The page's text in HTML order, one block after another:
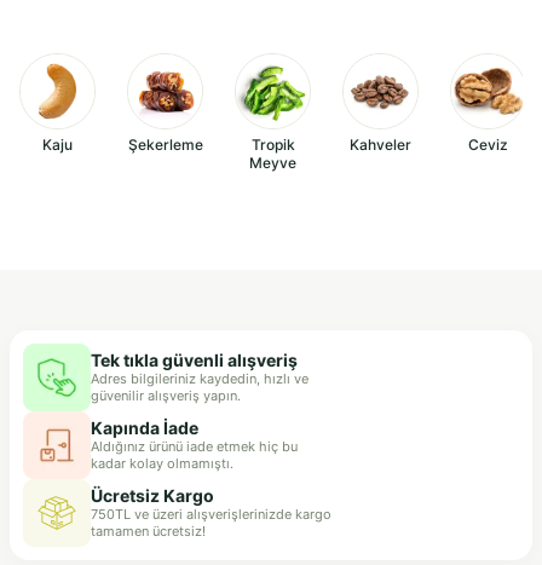
Kaju Şekerleme
Tropik
Meyve
Kahveler Ceviz
Tek tıkla güvenli alışveriş
Adres bilgileriniz kaydedin, hızlı ve
güvenilir alışveriş yapın.
Kapında İade
Aldığınız ürünü iade etmek hiç bu
kadar kolay olmamıştı.
Ücretsiz Kargo
750TL ve üzeri alışverişlerinizde kargo
tamamen ücretsiz!